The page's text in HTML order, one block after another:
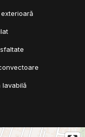
lavabilă